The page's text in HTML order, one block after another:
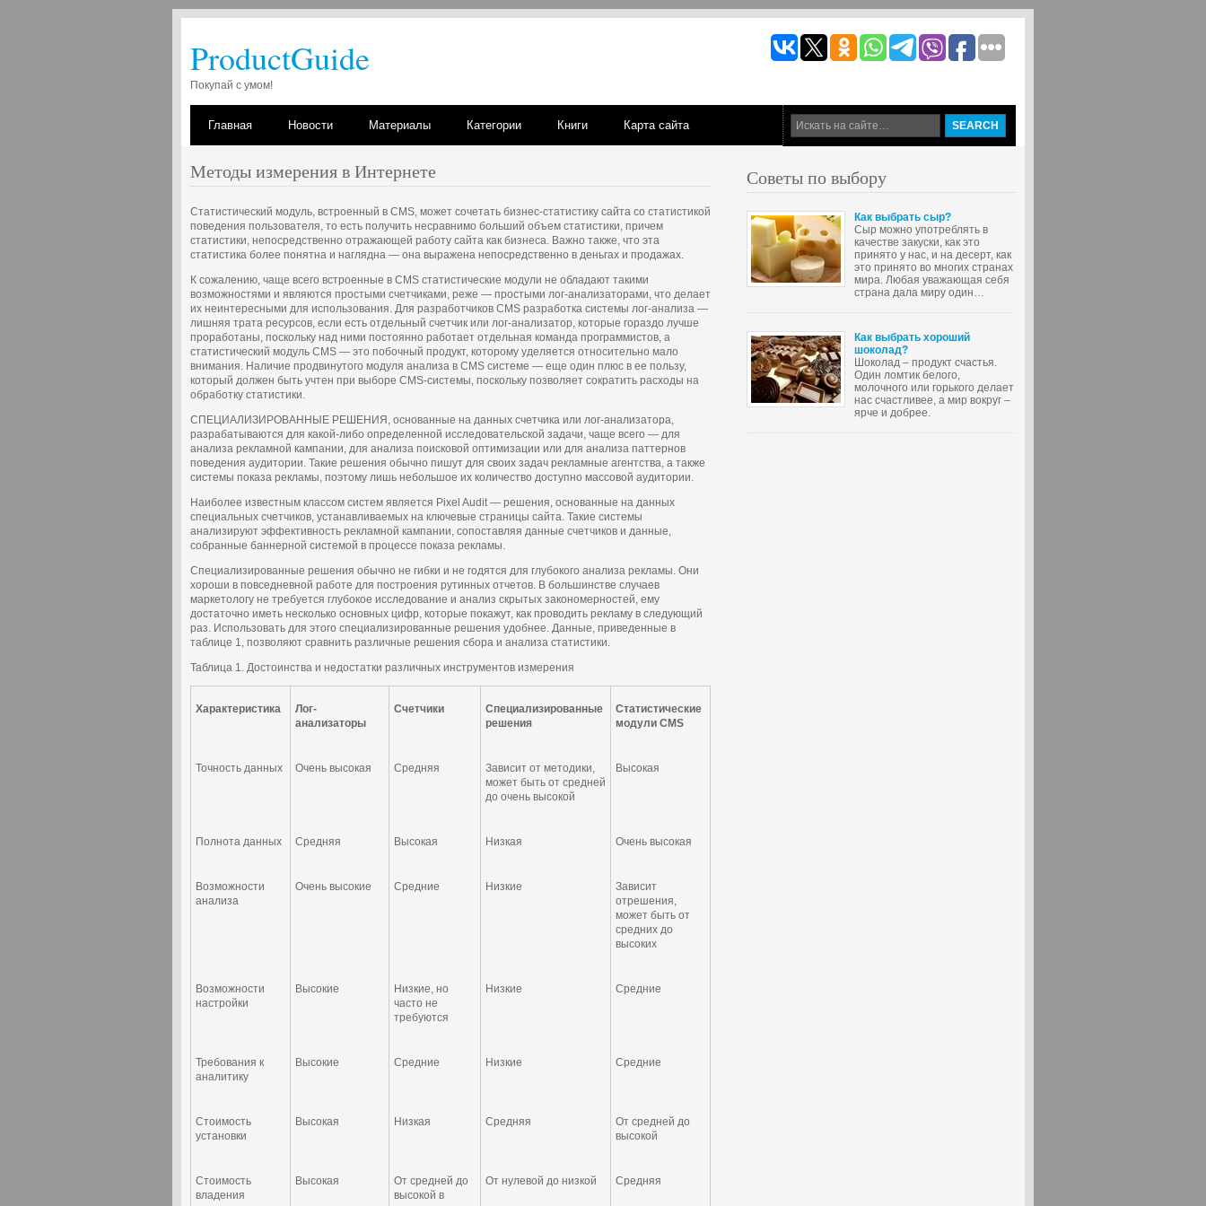
ProductGuide
Покупай с умом!
Главная Новости Материалы Категории Книги Карта сайта
Методы измерения в Интернете
Статистический модуль, встроенный в CMS, может сочетать бизнес-статистику сайта со статистикой
поведения пользователя, то есть получить несравнимо больший объем статистики, причем
статистики, непосредственно отражающей работу сайта как бизнеса. Важно также, что эта
статистика более понятна и наглядна — она выражена непосредственно в деньгах и продажах.
К сожалению, чаще всего встроенные в CMS статистические модули не обладают такими
возможностями и являются простыми счетчиками, реже — простыми лог-анализаторами, что делает
их неинтересными для использования. Для разработчиков CMS разработка системы лог-анализа —
лишняя трата ресурсов, если есть отдельный счетчик или лог-анализатор, которые гораздо лучше
проработаны, поскольку над ними постоянно работает отдельная команда программистов, а
статистический модуль CMS — это побочный продукт, которому уделяется относительно мало
внимания. Наличие продвинутого модуля анализа в CMS системе — еще один плюс в ее пользу,
который должен быть учтен при выборе CMS-системы, поскольку позволяет сократить расходы на
обработку статистики.
СПЕЦИАЛИЗИРОВАННЫЕ РЕШЕНИЯ, основанные на данных счетчика или лог-анализатора,
разрабатываются для какой-либо определенной исследовательской задачи, чаще всего — для
анализа рекламной кампании, для анализа поисковой оптимизации или для анализа паттернов
поведения аудитории. Такие решения обычно пишут для своих задач рекламные агентства, а также
системы показа рекламы, поэтому лишь небольшое их количество доступно массовой аудитории.
Наиболее известным классом систем является Pixel Audit — решения, основанные на данных
специальных счетчиков, устанавливаемых на ключевые страницы сайта. Такие системы
анализируют эффективность рекламной кампании, сопоставляя данные счетчиков и данные,
собранные баннерной системой в процессе показа рекламы.
Специализированные решения обычно не гибки и не годятся для глубокого анализа рекламы. Они
хороши в повседневной работе для построения рутинных отчетов. В большинстве случаев
маркетологу не требуется глубокое исследование и анализ скрытых закономерностей, ему
достаточно иметь несколько основных цифр, которые покажут, как проводить рекламу в следующий
раз. Использовать для этого специализированные решения удобнее. Данные, приведенные в
таблице 1, позволяют сравнить различные решения сбора и анализа статистики.
Таблица 1. Достоинства и недостатки различных инструментов измерения
Характеристика
Лог-
анализаторы
Счетчики
Специализированные
решения
Статистические
модули CMS
Точность данных Очень высокая Средняя
Зависит от методики,
может быть от средней
до очень высокой
Высокая
Полнота данных Средняя Высокая Низкая Очень высокая
Возможности
анализа
Очень высокие Средние Низкие
Зависит
отрешения,
может быть от
средних до
высоких
Возможности
настройки
Высокие
Низкие, но
часто не
требуются
Низкие Средние
Требования к
аналитику
Высокие Средние Низкие Средние
Стоимость
установки
Высокая Низкая Средняя
От средней до
высокой
Стоимость
владения
Высокая
От средней до
высокой в
От нулевой до низкой Средняя
Советы по выбору
Как выбрать сыр?
Сыр можно употреблять в
качестве закуски, как это
принято у нас, и на десерт, как
это принято во многих странах
мира. Любая уважающая себя
страна дала миру один…
Как выбрать хороший
шоколад?
Шоколад – продукт счастья.
Один ломтик белого,
молочного или горького делает
нас счастливее, а мир вокруг –
ярче и добрее.